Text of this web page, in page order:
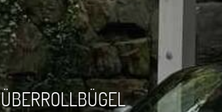
ÜBERROLLBÜGEL